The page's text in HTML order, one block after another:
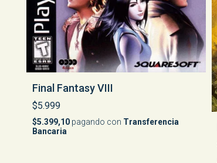
Final Fantasy VIII
$5.999
$5.399,10 pagando con Transferencia
Bancaria